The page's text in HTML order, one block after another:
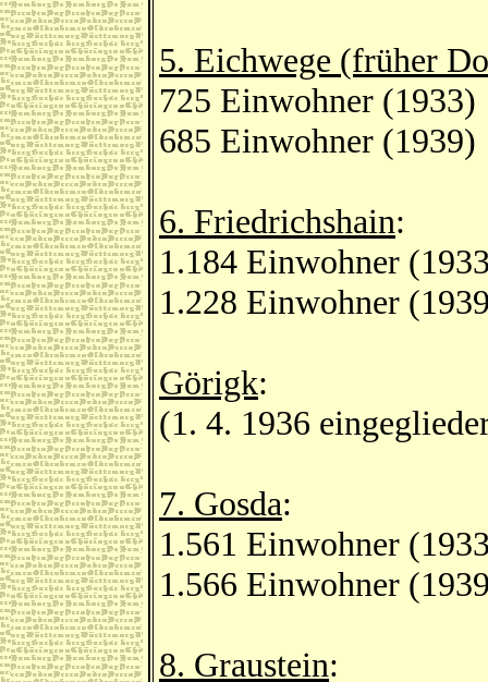
5. Eichwege (früher
725 Einwohner (1933)
685 Einwohner (1939)
6. Friedrichshain:
1.184 Einwohner
1.228 Einwohner
Görigk:
(1. 4. 1936
7. Gosda:
1.561 Einwohner
1.566 Einwohner
8. Graustein: